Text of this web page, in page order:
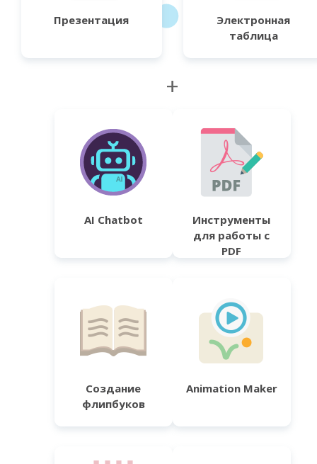
Презентация
Электронная
таблица
+
AI Chatbot
Инструменты
для работы с
PDF
Создание
флипбуков
Animation Maker